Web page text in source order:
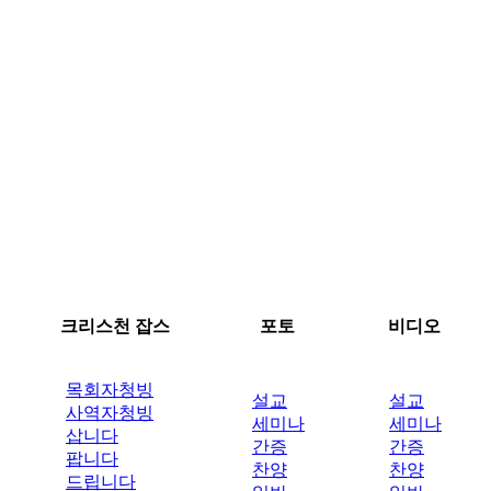
크리스천 잡스 포토 비디오
목회자청빙
사역자청빙
삽니다
팝니다
드립니다
설교
세미나
간증
찬양
설교
세미나
간증
찬양